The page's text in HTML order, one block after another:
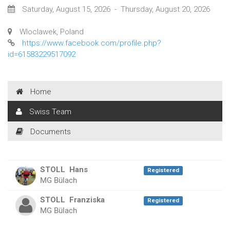
Saturday, August 15, 2026 - Thursday, August 20, 2026
Wloclawek, Poland
https://www.facebook.com/profile.php?
id=61583229517092
Home
Swiss Team
Documents
STOLL Hans
MG Bülach
Registered
STOLL Franziska
MG Bülach
Registered